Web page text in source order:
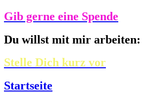
Gib gerne eine Spende
Du willst mit mir arbeiten:
Stelle Dich kurz vor
Startseite